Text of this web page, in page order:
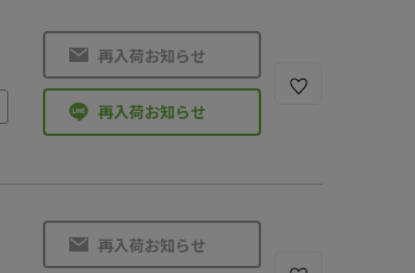
再入荷お知らせ
再入荷お知らせ
再入荷お知らせ